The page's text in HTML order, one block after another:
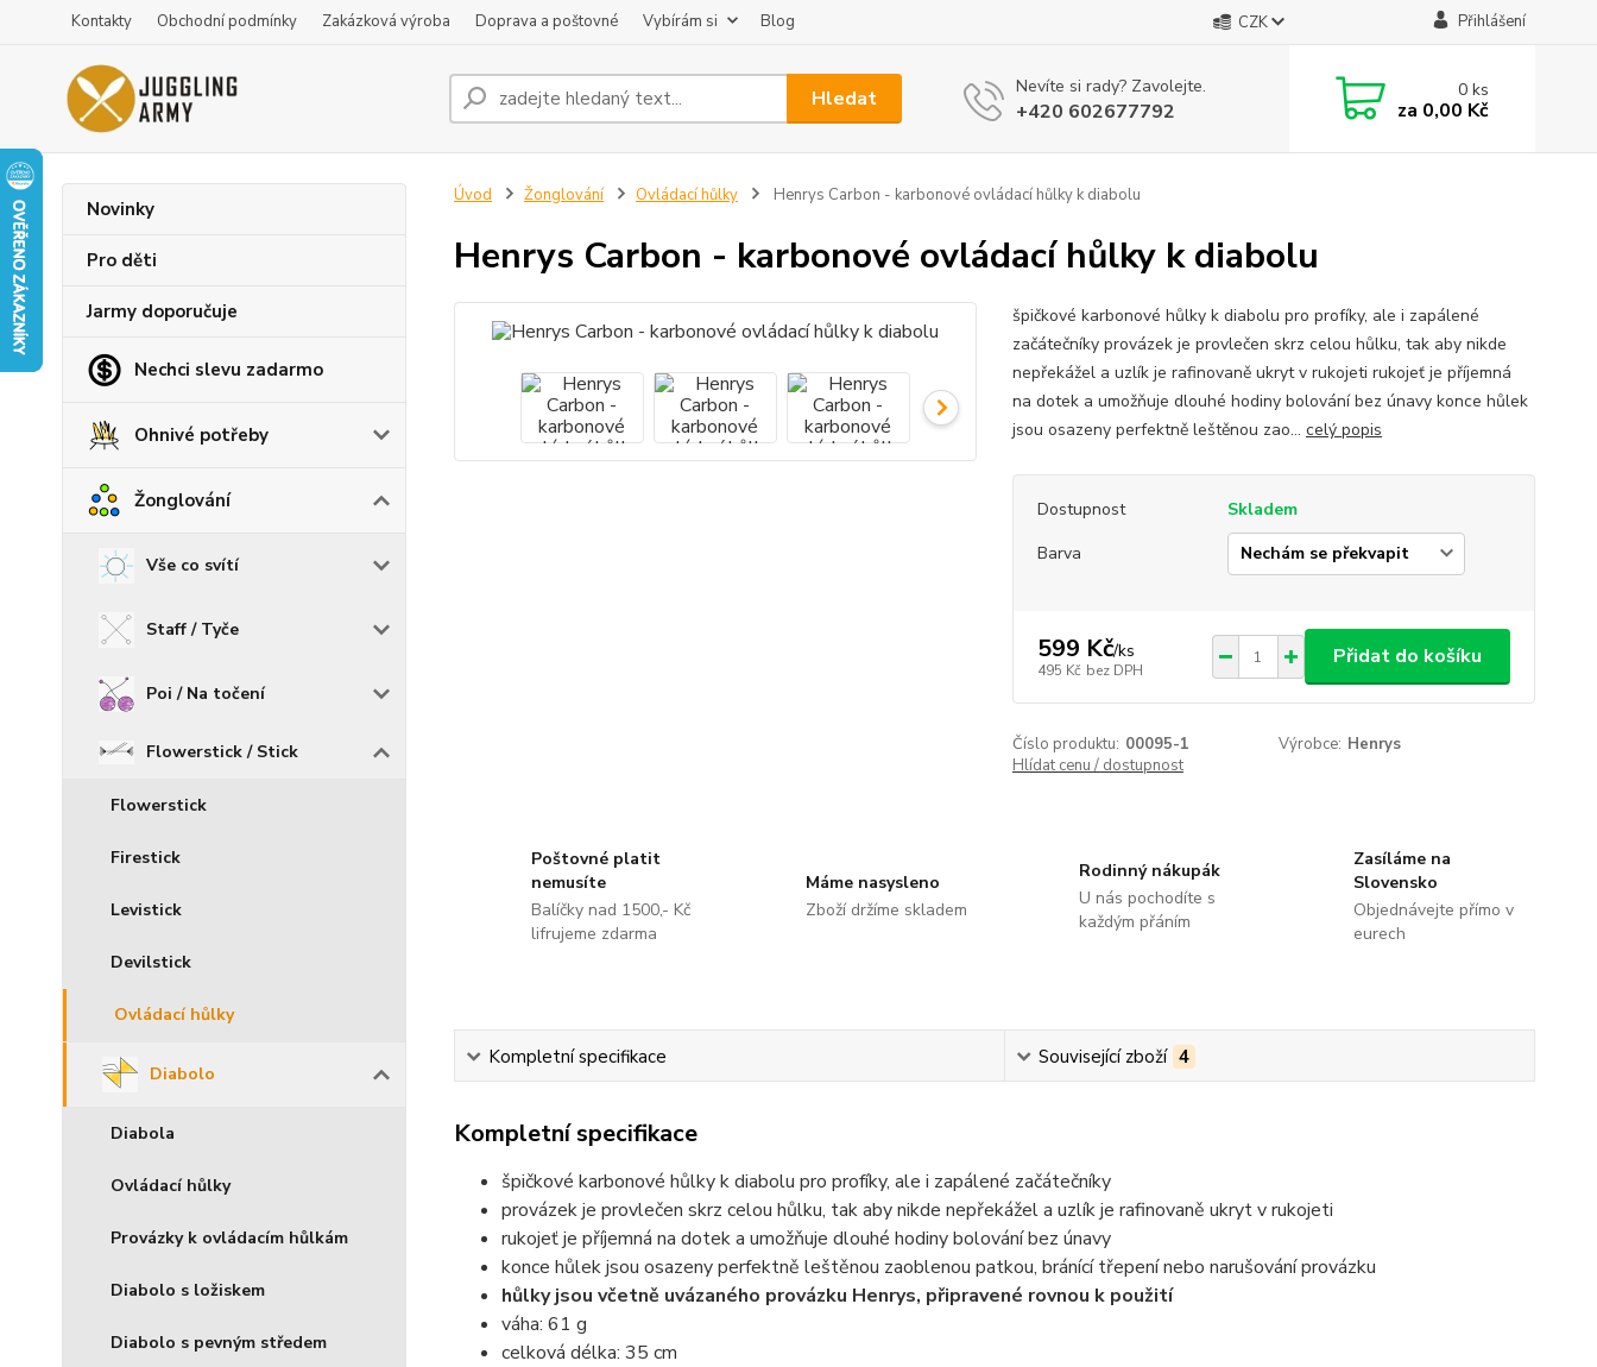
Kontakty Obchodní podmínky Zakázková výroba Doprava a poštovné Vybírám si Blog CZK Přihlášení
Hledat Nevíte si rady? Zavolejte.
+420 602677792
0ks
za 0,00 Kč
Novinky
Pro děti
Jarmy doporučuje
Nechci slevu zadarmo
Ohnivé potřeby
Žonglování
Vše co svítí
Staff / Tyče
Poi / Na točení
Flowerstick / Stick
Flowerstick
Firestick
Levistick
Devilstick
Ovládací hůlky
Diabolo
Diabola
Ovládací hůlky
Provázky k ovládacím hůlkám
Diabolo s ložiskem
Diabolo s pevným středem
Úvod Žonglování Ovládací hůlky Henrys Carbon - karbonové ovládací hůlky k diabolu
Henrys Carbon - karbonové ovládací hůlky k diabolu
špičkové karbonové hůlky k diabolu pro profíky, ale i zapálené
začátečníky provázek je provlečen skrz celou hůlku, tak aby nikde
nepřekážel a uzlík je rafinovaně ukryt v rukojeti rukojeť je příjemná
na dotek a umožňuje dlouhé hodiny bolování bez únavy konce hůlek
jsou osazeny perfektně leštěnou zao... celý popis
Dostupnost
Skladem
Barva
599 Kč/ks
495 Kč bez DPH
Přidat do košíku
Číslo produktu: 00095-1 Výrobce: Henrys
Hlídat cenu / dostupnost
Poštovné platit
nemusíte
Balíčky nad 1500,- Kč
lifrujeme zdarma
Máme nasysleno
Zboží držíme skladem
Rodinný nákupák
U nás pochodíte s
každým přáním
Zasíláme na
Slovensko
Objednávejte přímo v
eurech
Kompletní specifikace Související zboží 4
Kompletní specifikace
špičkové karbonové hůlky k diabolu pro profíky, ale i zapálené začátečníky
provázek je provlečen skrz celou hůlku, tak aby nikde nepřekážel a uzlík je rafinovaně ukryt v rukojeti
rukojeť je příjemná na dotek a umožňuje dlouhé hodiny bolování bez únavy
konce hůlek jsou osazeny perfektně leštěnou zaoblenou patkou, bránící třepení nebo narušování provázku
hůlky jsou včetně uvázaného provázku Henrys, připravené rovnou k použití
váha: 61 g
celková délka: 35 cm